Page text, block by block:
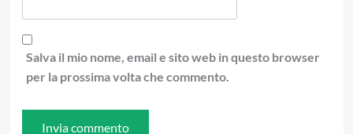
Salva il mio nome, email e sito web in questo browser
per la prossima volta che commento.